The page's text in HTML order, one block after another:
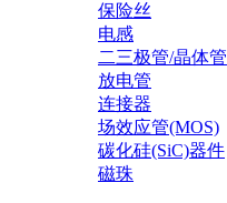
保险丝
电感
二三极管/晶体管
放电管
连接器
场效应管(MOS)
碳化硅(SiC)器件
磁珠